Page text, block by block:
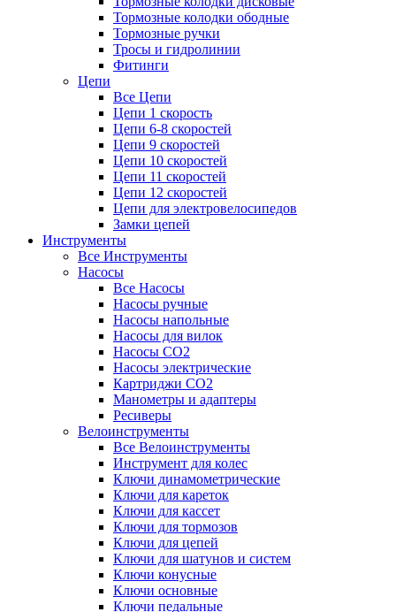
Тормозные колодки ободные
Тормозные ручки
Тросы и гидролинии
Фитинги
Цепи
Все Цепи
Цепи 1 скорость
Цепи 6-8 скоростей
Цепи 9 скоростей
Цепи 10 скоростей
Цепи 11 скоростей
Цепи 12 скоростей
Цепи для электровелосипедов
Замки цепей
Инструменты
Все Инструменты
Насосы
Все Насосы
Насосы ручные
Насосы напольные
Насосы для вилок
Насосы CO2
Насосы электрические
Картриджи CO2
Манометры и адаптеры
Ресиверы
Велоинструменты
Все Велоинструменты
Инструмент для колес
Ключи динамометрические
Ключи для кареток
Ключи для кассет
Ключи для тормозов
Ключи для цепей
Ключи для шатунов и систем
Ключи конусные
Ключи основные
Ключи педальные